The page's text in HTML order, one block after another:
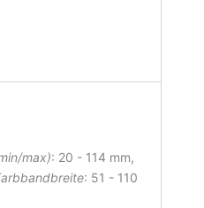
max): 20 - 114 mm,
: 51 - 110